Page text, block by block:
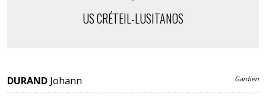
US CRÉTEIL-LUSITANOS
DURAND Johann Gardien